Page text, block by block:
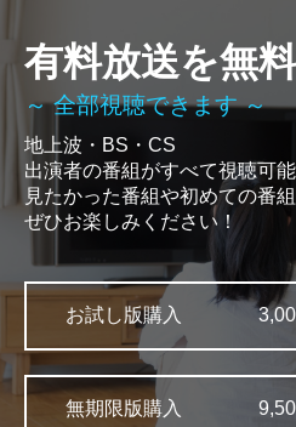
有料放送を無
～ 全部視聴できます ～
地上波・BS・CS
出演者の番組がすべて視聴可能
見たかった番組や初めての番組
ぜひお楽しみください！
お試し版購入
無期限版購入